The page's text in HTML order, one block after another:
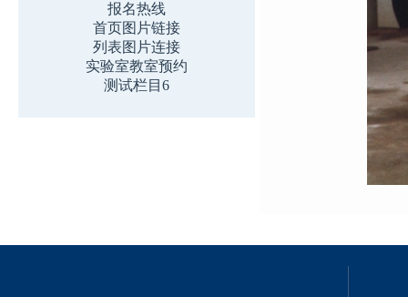
报名热线
首页图片链接
列表图片连接
实验室教室预约
测试栏目6